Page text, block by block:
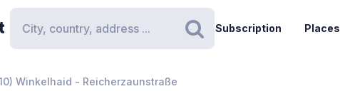
Search
Subscription Places
Winkelhaid - Reicherzaunstraße